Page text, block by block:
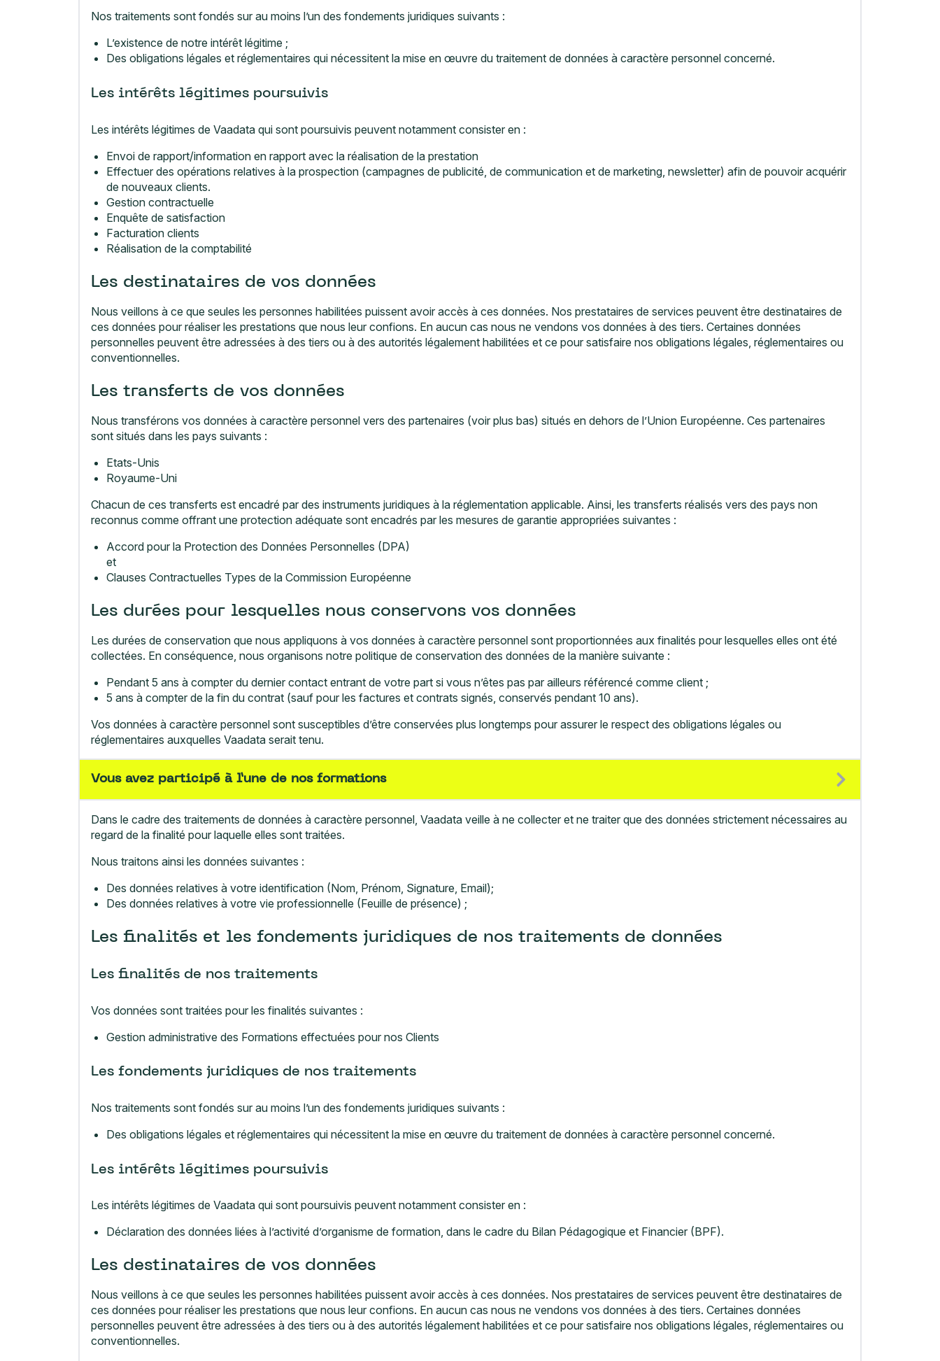
Nos traitements sont fondés sur au moins l’un des fondements juridiques suivants :
L’existence de notre intérêt légitime ;
Des obligations légales et réglementaires qui nécessitent la mise en œuvre du traitement de données à caractère personnel concerné.
Les intérêts légitimes poursuivis
Les intérêts légitimes de Vaadata qui sont poursuivis peuvent notamment consister en :
Envoi de rapport/information en rapport avec la réalisation de la prestation
Effectuer des opérations relatives à la prospection (campagnes de publicité, de communication et de marketing, newsletter) afin de pouvoir acquérir
de nouveaux clients.
Gestion contractuelle
Enquête de satisfaction
Facturation clients
Réalisation de la comptabilité
Les destinataires de vos données
Nous veillons à ce que seules les personnes habilitées puissent avoir accès à ces données. Nos prestataires de services peuvent être destinataires de
ces données pour réaliser les prestations que nous leur confions. En aucun cas nous ne vendons vos données à des tiers. Certaines données
personnelles peuvent être adressées à des tiers ou à des autorités légalement habilitées et ce pour satisfaire nos obligations légales, réglementaires ou
conventionnelles.
Les transferts de vos données
Nous transférons vos données à caractère personnel vers des partenaires (voir plus bas) situés en dehors de l’Union Européenne. Ces partenaires
sont situés dans les pays suivants :
Etats-Unis
Royaume-Uni
Chacun de ces transferts est encadré par des instruments juridiques à la réglementation applicable. Ainsi, les transferts réalisés vers des pays non
reconnus comme offrant une protection adéquate sont encadrés par les mesures de garantie appropriées suivantes :
Accord pour la Protection des Données Personnelles (DPA)
et
Clauses Contractuelles Types de la Commission Européenne
Les durées pour lesquelles nous conservons vos données
Les durées de conservation que nous appliquons à vos données à caractère personnel sont proportionnées aux finalités pour lesquelles elles ont été
collectées. En conséquence, nous organisons notre politique de conservation des données de la manière suivante :
Pendant 5 ans à compter du dernier contact entrant de votre part si vous n’êtes pas par ailleurs référencé comme client ;
5 ans à compter de la fin du contrat (sauf pour les factures et contrats signés, conservés pendant 10 ans).
Vos données à caractère personnel sont susceptibles d’être conservées plus longtemps pour assurer le respect des obligations légales ou
réglementaires auxquelles Vaadata serait tenu.
Vous avez participé à l’une de nos formations
Dans le cadre des traitements de données à caractère personnel, Vaadata veille à ne collecter et ne traiter que des données strictement nécessaires au
regard de la finalité pour laquelle elles sont traitées.
Nous traitons ainsi les données suivantes :
Des données relatives à votre identification (Nom, Prénom, Signature, Email);
Des données relatives à votre vie professionnelle (Feuille de présence) ;
Les finalités et les fondements juridiques de nos traitements de données
Les finalités de nos traitements
Vos données sont traitées pour les finalités suivantes :
Gestion administrative des Formations effectuées pour nos Clients
Les fondements juridiques de nos traitements
Nos traitements sont fondés sur au moins l’un des fondements juridiques suivants :
Des obligations légales et réglementaires qui nécessitent la mise en œuvre du traitement de données à caractère personnel concerné.
Les intérêts légitimes poursuivis
Les intérêts légitimes de Vaadata qui sont poursuivis peuvent notamment consister en :
Déclaration des données liées à l’activité d’organisme de formation, dans le cadre du Bilan Pédagogique et Financier (BPF).
Les destinataires de vos données
Nous veillons à ce que seules les personnes habilitées puissent avoir accès à ces données. Nos prestataires de services peuvent être destinataires de
ces données pour réaliser les prestations que nous leur confions. En aucun cas nous ne vendons vos données à des tiers. Certaines données
personnelles peuvent être adressées à des tiers ou à des autorités légalement habilitées et ce pour satisfaire nos obligations légales, réglementaires ou
conventionnelles.